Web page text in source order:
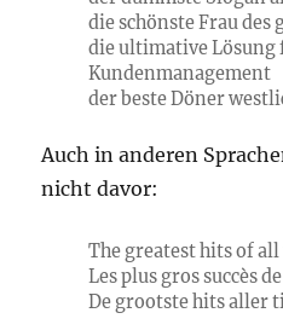
die schönste Frau des
die ultimative Lösung
Kundenmanagement
der beste Döner
Auch in anderen
nicht davor:
The greatest hits of
Les plus gros succès
De grootste hits aller